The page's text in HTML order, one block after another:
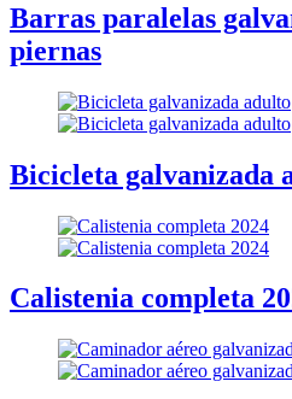
Barras paralelas
piernas
Bicicleta galvanizada
Calistenia completa